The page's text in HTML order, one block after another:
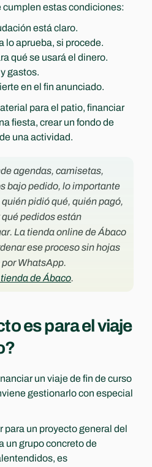
cumplen estas condiciones:
está claro.
lo aprueba, si procede.
qué se usará el dinero.
gastos.
en el fin anunciado.
para el patio, financiar
fiesta, crear un fondo de
una actividad.
agendas, camisetas,
bajo pedido, lo importante
pidió qué, quién pagó,
pedidos están
La tienda online de Ábaco
ese proceso sin hojas
WhatsApp.
de Ábaco.
es para el viaje
un viaje de fin de curso
gestionarlo con especial
para un proyecto general del
un grupo concreto de
es